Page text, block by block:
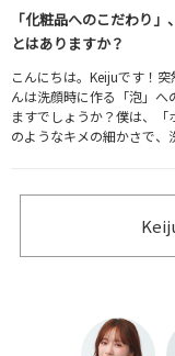
「化粧品へのこだわり
とはありますか？
こんにちは。Keijuです！
んは洗顔時に作る「泡」へ
ますでしょうか？僕は、「
のようなキメの細かさで